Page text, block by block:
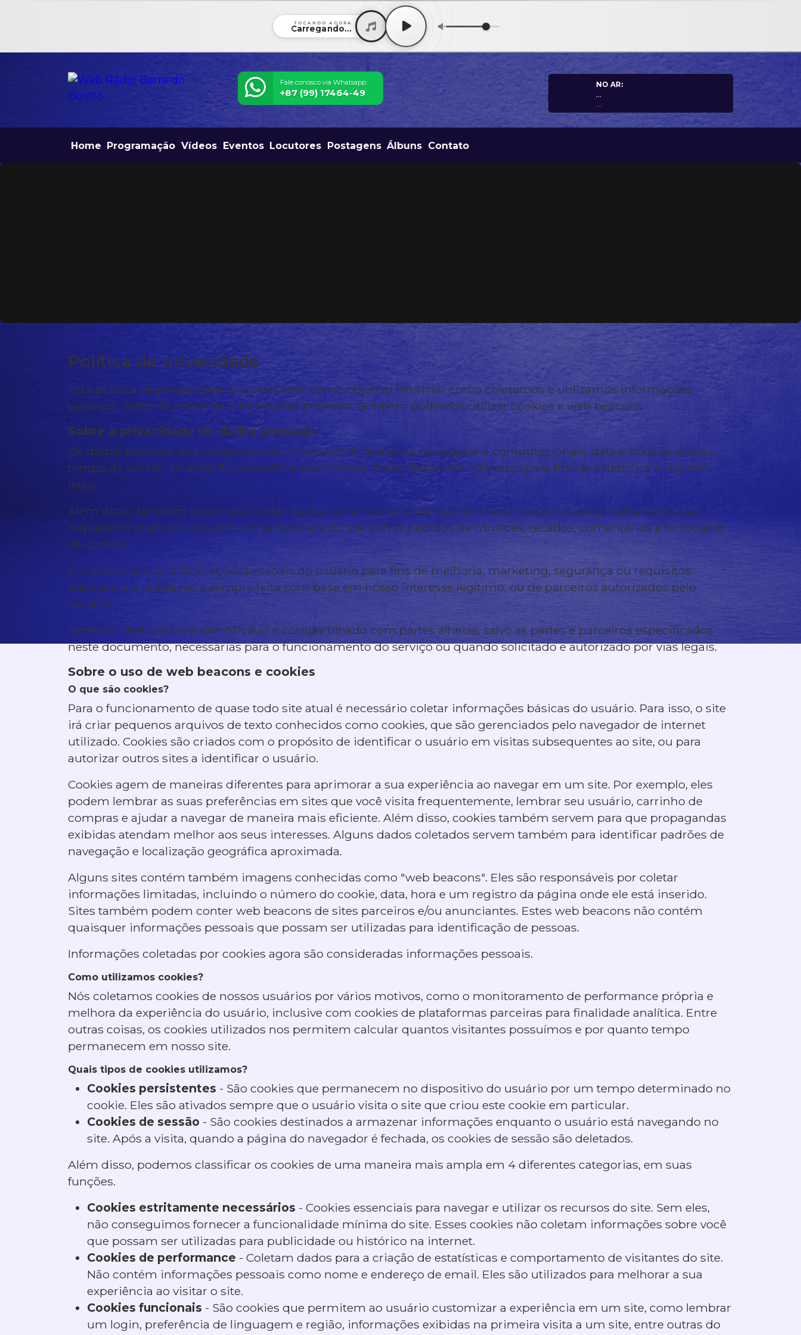
TOCANDO AGORA
Carregando...
Fale conosco via Whatsapp:
+87 (99) 17464-49
NO AR:
...
Home Programação Vídeos Eventos Locutores Postagens Álbuns Contato
Política de privacidade
Esta política de privacidade e cookies tem como objetivo informar como coletamos e utilizamos informações
pessoais. Além da coleta de informações pessoais, também podemos utilizar cookies e web beacons.
Sobre a privacidade de dados pessoais
Os dados pessoais que coletamos são: Endereço IP, dados do navegador e computacionais, data e hora de acesso,
tempo de sessão, localização geográfica aproximada. Estes dados são coletados para fins de estatística e registro
legal.
Além disso, também podemos coletar dados como nome, endereço de email, cidade e estado. Estes dados são
requeridos quando o usuário utiliza recursos do site como: pedidos de músicas, recados, comentários e formulário
de contato.
Ao utilizarmos as informações pessoais do usuário para fins de melhoria, marketing, segurança ou requisitos
adicionais, a utilização é sempre feita com base em nosso interesse legítimo, ou de parceiros autorizados pelo
usuário.
Nenhum dado pessoal identificável é compartilhado com partes alheias, salvo as partes e parceiros especificados
neste documento, necessárias para o funcionamento do serviço ou quando solicitado e autorizado por vias legais.
Sobre o uso de web beacons e cookies
O que são cookies?
Para o funcionamento de quase todo site atual é necessário coletar informações básicas do usuário. Para isso, o site
irá criar pequenos arquivos de texto conhecidos como cookies, que são gerenciados pelo navegador de internet
utilizado. Cookies são criados com o propósito de identificar o usuário em visitas subsequentes ao site, ou para
autorizar outros sites a identificar o usuário.
Cookies agem de maneiras diferentes para aprimorar a sua experiência ao navegar em um site. Por exemplo, eles
podem lembrar as suas preferências em sites que você visita frequentemente, lembrar seu usuário, carrinho de
compras e ajudar a navegar de maneira mais eficiente. Além disso, cookies também servem para que propagandas
exibidas atendam melhor aos seus interesses. Alguns dados coletados servem também para identificar padrões de
navegação e localização geográfica aproximada.
Alguns sites contém também imagens conhecidas como "web beacons". Eles são responsáveis por coletar
informações limitadas, incluindo o número do cookie, data, hora e um registro da página onde ele está inserido.
Sites também podem conter web beacons de sites parceiros e/ou anunciantes. Estes web beacons não contém
quaisquer informações pessoais que possam ser utilizadas para identificação de pessoas.
Informações coletadas por cookies agora são consideradas informações pessoais.
Como utilizamos cookies?
Nós coletamos cookies de nossos usuários por vários motivos, como o monitoramento de performance própria e
melhora da experiência do usuário, inclusive com cookies de plataformas parceiras para finalidade analítica. Entre
outras coisas, os cookies utilizados nos permitem calcular quantos visitantes possuímos e por quanto tempo
permanecem em nosso site.
Quais tipos de cookies utilizamos?
Cookies persistentes - São cookies que permanecem no dispositivo do usuário por um tempo determinado no
cookie. Eles são ativados sempre que o usuário visita o site que criou este cookie em particular.
Cookies de sessão - São cookies destinados a armazenar informações enquanto o usuário está navegando no
site. Após a visita, quando a página do navegador é fechada, os cookies de sessão são deletados.
Além disso, podemos classificar os cookies de uma maneira mais ampla em 4 diferentes categorias, em suas
funções.
Cookies estritamente necessários - Cookies essenciais para navegar e utilizar os recursos do site. Sem eles,
não conseguimos fornecer a funcionalidade mínima do site. Esses cookies não coletam informações sobre você
que possam ser utilizadas para publicidade ou histórico na internet.
Cookies de performance - Coletam dados para a criação de estatísticas e comportamento de visitantes do site.
Não contém informações pessoais como nome e endereço de email. Eles são utilizados para melhorar a sua
experiência ao visitar o site.
Cookies funcionais - São cookies que permitem ao usuário customizar a experiência em um site, como lembrar
um login, preferência de linguagem e região, informações exibidas na primeira visita a um site, entre outras do